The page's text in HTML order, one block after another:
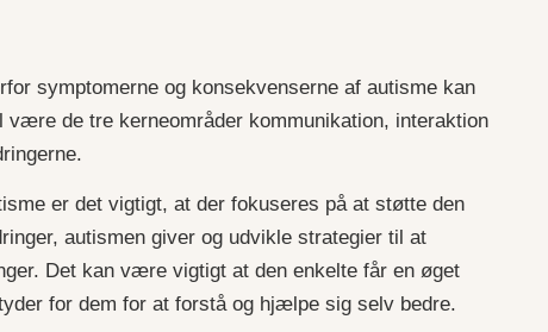
symptomerne og konsekvenserne af autisme kan
være de tre kerneområder kommunikation, interaktion
er det vigtigt, at der fokuseres på at støtte den
autismen giver og udvikle strategier til at
Det kan være vigtigt at den enkelte får en øget
for dem for at forstå og hjælpe sig selv bedre.